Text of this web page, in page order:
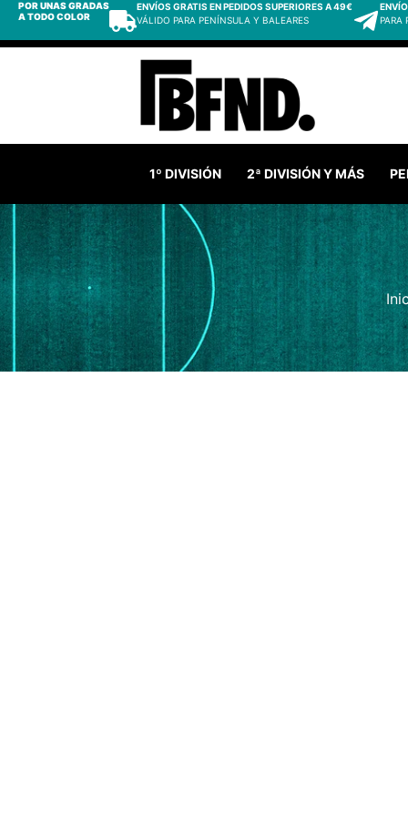
POR UNAS GRADAS
A TODO COLOR
ENVÍOS GRATIS EN PEDIDOS SUPERIORES A 49€
VÁLIDO PARA PENÍNSULA Y BALEARES
PARA
1º DIVISIÓN 2ª DIVISIÓN Y MÁS